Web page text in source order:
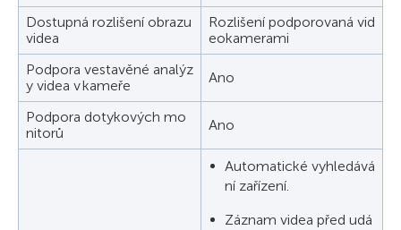
Dostupná rozlišení obrazu
videa
Rozlišení podporovaná vid
eokamerami
Podpora vestavěné analýz
y videa v kameře
Ano
Podpora dotykových mo
nitorů
Ano
Automatické vyhledává
ní zařízení.
Záznam videa před udá